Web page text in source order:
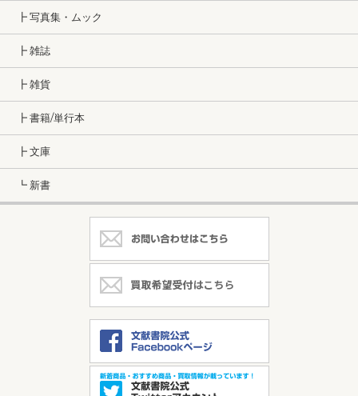
┣ 写真集・ムック
┣ 雑誌
┣ 雑貨
┣ 書籍/単行本
┣ 文庫
┗ 新書